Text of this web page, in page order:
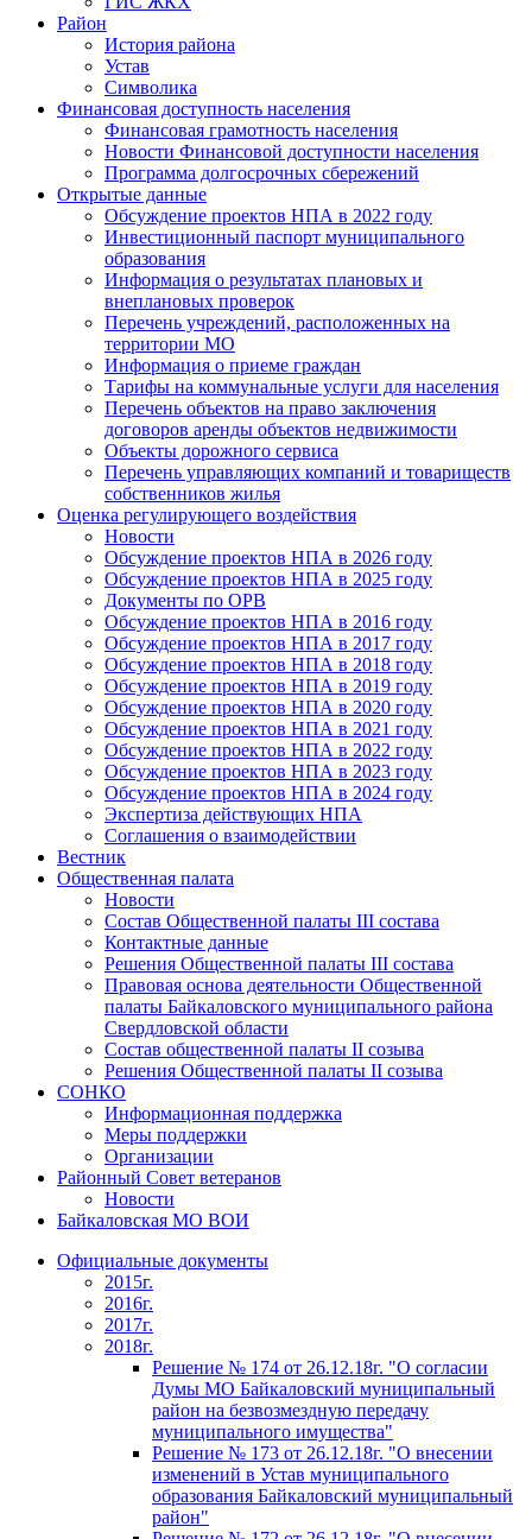
Район
История района
Устав
Символика
Финансовая доступность населения
Финансовая грамотность населения
Новости Финансовой доступности населения
Программа долгосрочных сбережений
Открытые данные
Обсуждение проектов НПА в 2022 году
Инвестиционный паспорт муниципального
образования
Информация о результатах плановых и
внеплановых проверок
Перечень учреждений, расположенных на
территории МО
Информация о приеме граждан
Тарифы на коммунальные услуги для населения
Перечень объектов на право заключения
договоров аренды объектов недвижимости
Объекты дорожного сервиса
Перечень управляющих компаний и товариществ
собственников жилья
Оценка регулирующего воздействия
Новости
Обсуждение проектов НПА в 2026 году
Обсуждение проектов НПА в 2025 году
Документы по ОРВ
Обсуждение проектов НПА в 2016 году
Обсуждение проектов НПА в 2017 году
Обсуждение проектов НПА в 2018 году
Обсуждение проектов НПА в 2019 году
Обсуждение проектов НПА в 2020 году
Обсуждение проектов НПА в 2021 году
Обсуждение проектов НПА в 2022 году
Обсуждение проектов НПА в 2023 году
Обсуждение проектов НПА в 2024 году
Экспертиза действующих НПА
Соглашения о взаимодействии
Вестник
Общественная палата
Новости
Состав Общественной палаты III состава
Контактные данные
Решения Общественной палаты III состава
Правовая основа деятельности Общественной
палаты Байкаловского муниципального района
Свердловской области
Состав общественной палаты II созыва
Решения Общественной палаты II созыва
СОНКО
Информационная поддержка
Меры поддержки
Организации
Районный Совет ветеранов
Новости
Байкаловская МО ВОИ
Официальные документы
2015г.
2016г.
2017г.
2018г.
Решение № 174 от 26.12.18г. "О согласии
Думы МО Байкаловский муниципальный
район на безвозмездную передачу
муниципального имущества"
Решение № 173 от 26.12.18г. "О внесении
изменений в Устав муниципального
образования Байкаловский муниципальный
район"